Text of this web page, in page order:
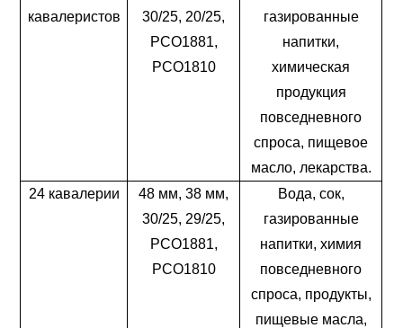
кавалеристов
30/25, 20/25,
PCO1881,
PCO1810
газированные
напитки,
химическая
продукция
повседневного
спроса, пищевое
масло, лекарства.
24 кавалерии
48 мм, 38 мм,
30/25, 29/25,
PCO1881,
PCO1810
Вода, сок,
газированные
напитки, химия
повседневного
спроса, продукты,
пищевые масла,